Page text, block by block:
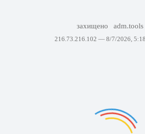
захищено adm.tools
216.73.216.102 — 8/7/2026,